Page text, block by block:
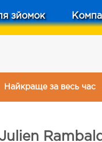
зйомок
Найкраще за весь час